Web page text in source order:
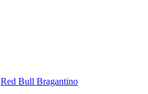
Red Bull Bragantino